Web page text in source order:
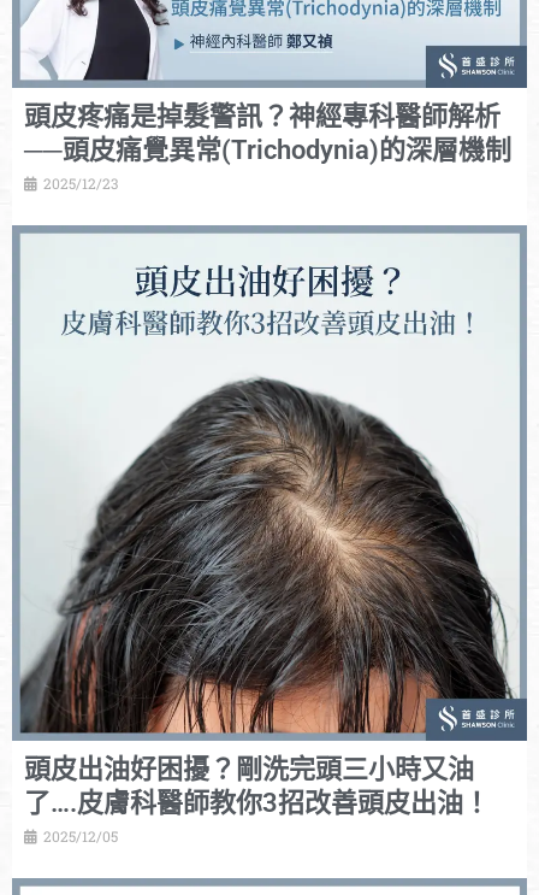
頭皮疼痛是掉髮警訊？神經專科醫師解析
──頭皮痛覺異常(Trichodynia)的深層機制
2025/12/23
頭皮出油好困擾？剛洗完頭三小時又油
了….皮膚科醫師教你3招改善頭皮出油！
2025/12/05